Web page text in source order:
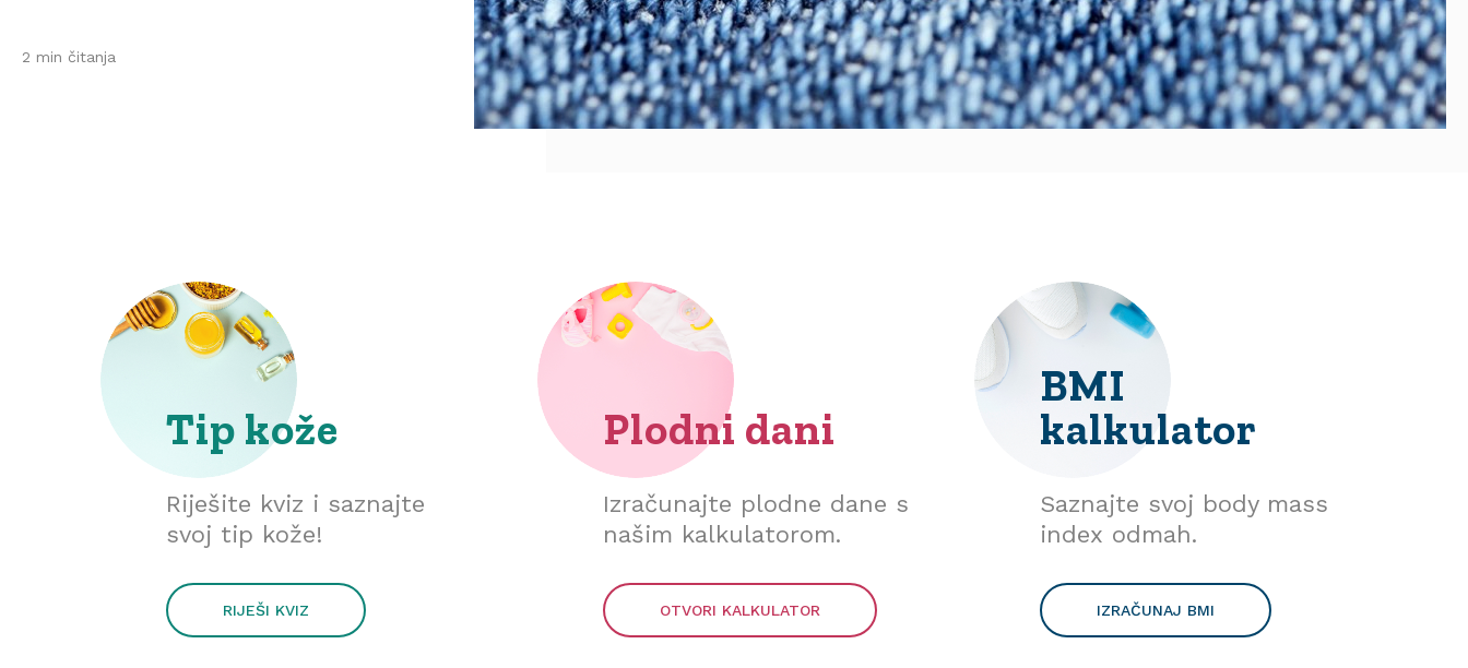
2 min čitanja
Tip kože
Riješite kviz i saznajte
svoj tip kože!
RIJEŠI KVIZ
Plodni dani
Izračunajte plodne dane s
našim kalkulatorom.
OTVORI KALKULATOR
BMI
kalkulator
Saznajte svoj body mass
index odmah.
IZRAČUNAJ BMI